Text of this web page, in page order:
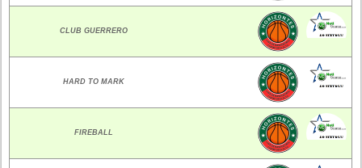
CLUB GUERRERO
HARD TO MARK
FIREBALL